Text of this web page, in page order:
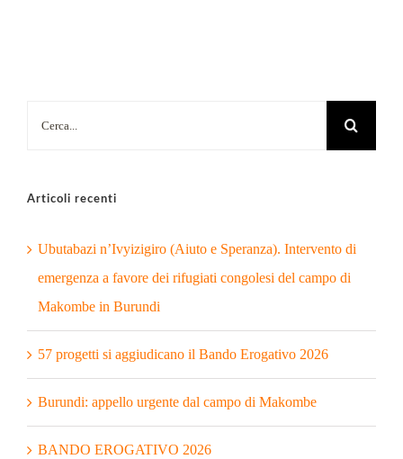
Articoli recenti
Ubutabazi n’Ivyizigiro (Aiuto e Speranza). Intervento di
emergenza a favore dei rifugiati congolesi del campo di
Makombe in Burundi
57 progetti si aggiudicano il Bando Erogativo 2026
Burundi: appello urgente dal campo di Makombe
BANDO EROGATIVO 2026